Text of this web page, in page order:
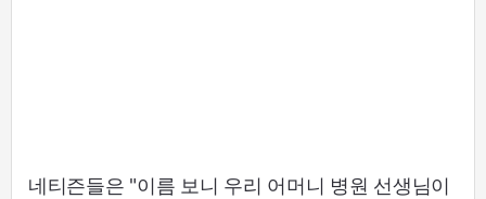
네티즌들은 "이름 보니 우리 어머니 병원 선생님이